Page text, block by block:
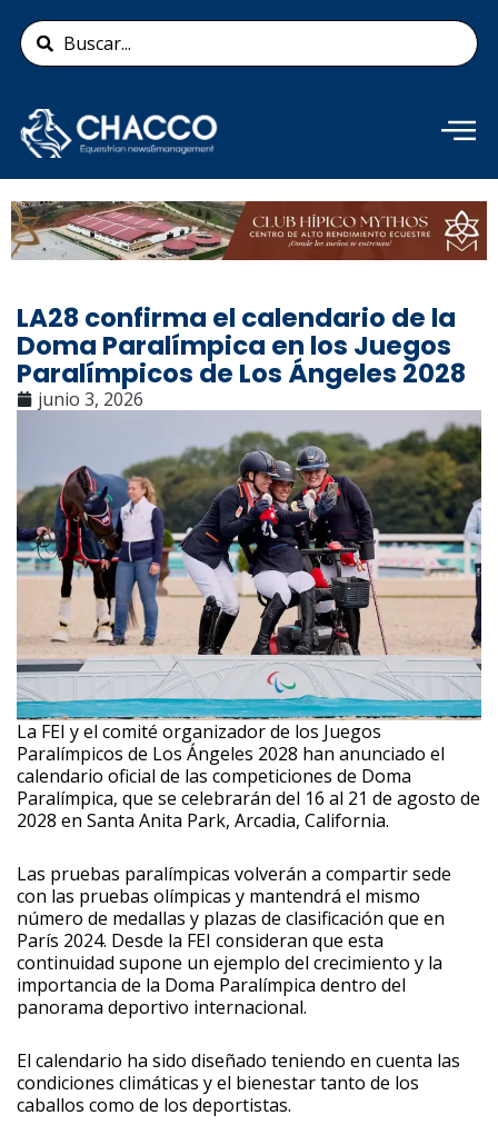
contenido
Search
...
Añade aquí tu texto de
cabecera
LA28 confirma el calendario de la
Doma Paralímpica en los Juegos
Paralímpicos de Los Ángeles 2028
junio 3, 2026
La FEI y el comité organizador de los Juegos
Paralímpicos de Los Ángeles 2028 han anunciado el
calendario oficial de las competiciones de Doma
Paralímpica, que se celebrarán del 16 al 21 de agosto de
2028 en Santa Anita Park, Arcadia, California.
Las pruebas paralímpicas volverán a compartir sede
con las pruebas olímpicas y mantendrá el mismo
número de medallas y plazas de clasificación que en
París 2024. Desde la FEI consideran que esta
continuidad supone un ejemplo del crecimiento y la
importancia de la Doma Paralímpica dentro del
panorama deportivo internacional.
El calendario ha sido diseñado teniendo en cuenta las
condiciones climáticas y el bienestar tanto de los
caballos como de los deportistas.